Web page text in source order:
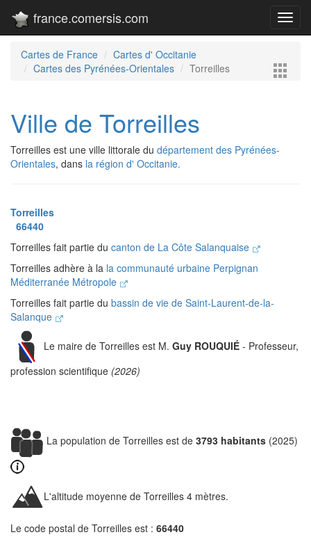
france.comersis.com
Cartes de France
Cartes d' Occitanie
Cartes des Pyrénées-Orientales
Torreilles
Ville de Torreilles
Torreilles est une ville littorale du département des Pyrénées-
Orientales, dans la région d' Occitanie.
Torreilles
66440
Torreilles fait partie du canton de La Côte Salanquaise
Torreilles adhère à la la communauté urbaine Perpignan
Méditerranée Métropole
Torreilles fait partie du bassin de vie de Saint-Laurent-de-la-
Salanque
Le maire de Torreilles est M. Guy ROUQUIÉ - Professeur,
profession scientifique (2026)
La population de Torreilles est de 3793 habitants (2025)
L'altitude moyenne de Torreilles 4 mètres.
Le code postal de Torreilles est : 66440